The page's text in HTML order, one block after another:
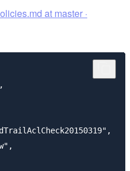
at master ·